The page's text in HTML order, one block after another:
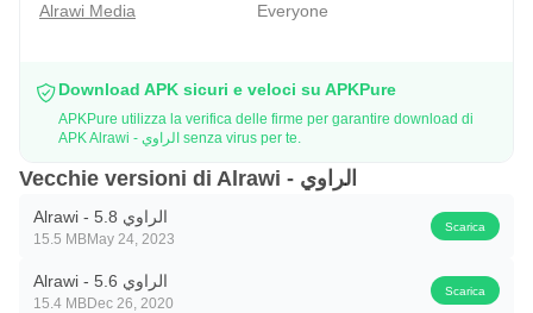
Alrawi Media
Everyone
Download APK sicuri e veloci su APKPure
APKPure utilizza la verifica delle firme per garantire download di
APK Alrawi - الراوي senza virus per te.
Vecchie versioni di Alrawi - الراوي
Alrawi - الراوي 5.8
15.5 MBMay 24, 2023
Scarica
Alrawi - الراوي 5.6
15.4 MBDec 26, 2020
Scarica